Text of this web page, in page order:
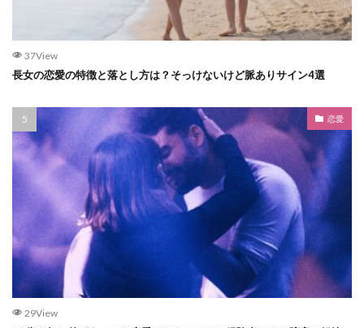
37View
長女の恋愛の特徴と落とし方は？そっけないけど脈ありサイン4選
恋愛
29View